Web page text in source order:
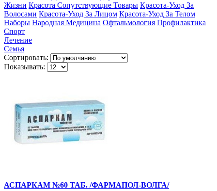
Жизни Красота Сопутствующие Товары Красота-Уход За
Волосами Красота-Уход За Лицом Красота-Уход За Телом
Наборы Народная Медицина Офтальмология Профилактика
Спорт
Лечение
Семья
Сортировать:
Показывать:
АСПАРКАМ №60 ТАБ. /ФАРМАПОЛ-ВОЛГА/